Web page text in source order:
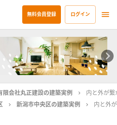
無料会員登録 ログイン
限会社丸正建設の建築実例
内と外が
新潟市中央区の建築実例 内と外